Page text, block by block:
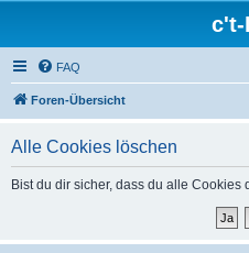
c't-
FAQ
Foren-Übersicht
Alle Cookies löschen
Bist du dir sicher, dass du alle